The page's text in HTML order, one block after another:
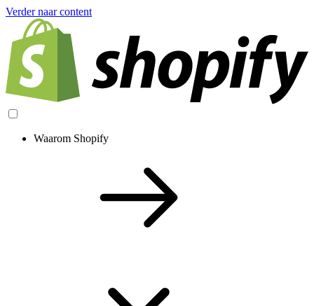
Verder naar content
Waarom Shopify